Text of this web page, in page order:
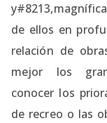
de ellos en
relación de
mejor los
conocer los
de recreo o las